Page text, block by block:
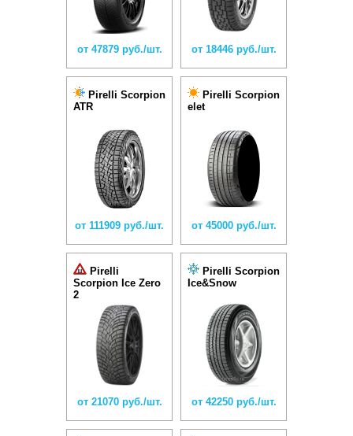
от 47879 руб./шт. от 18446 руб./шт.
Pirelli Scorpion
ATR
от 111909 руб./шт.
Pirelli Scorpion
elet
от 45000 руб./шт.
Pirelli
Scorpion Ice Zero
2
от 21070 руб./шт.
Pirelli Scorpion
Ice&Snow
от 42250 руб./шт.